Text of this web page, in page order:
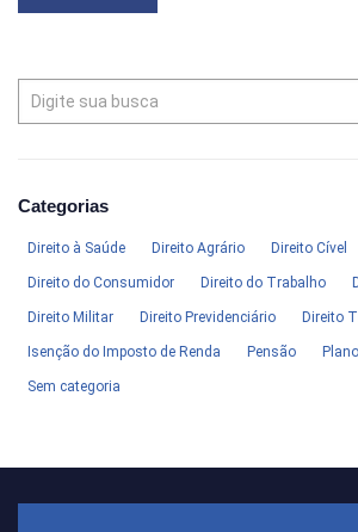
Categorias
Direito à Saúde Direito Agrário Direito Cível
Direito do Consumidor Direito do Trabalho
Direito Militar Direito Previdenciário Direito
Isenção do Imposto de Renda Pensão
Sem categoria